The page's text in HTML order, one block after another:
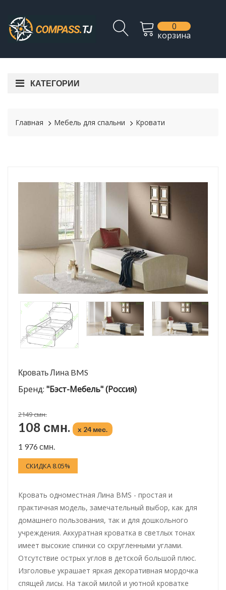
0
корзина
КАТЕГОРИИ
Главная Мебель для спальни Кровати
Кровать Лина BMS
Бренд: "Бэст-Мебель" (Россия)
2149 смн.
108 смн. x 24 мес.
1 976 смн.
СКИДКА 8.05%
Кровать одноместная Лина BMS - простая и
практичная модель, замечательный выбор, как для
домашнего пользования, так и для дошкольного
учреждения. Аккуратная кроватка в светлых тонах
имеет высокие спинки со скругленными углами.
Отсутствие острых углов в детской большой плюс.
Изголовье украшает яркая декоративная мордочка
спящей лисы. На такой милой и уютной кроватке